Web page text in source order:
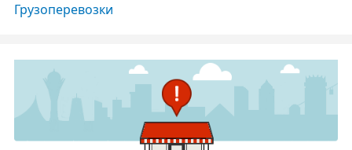
Грузоперевозки